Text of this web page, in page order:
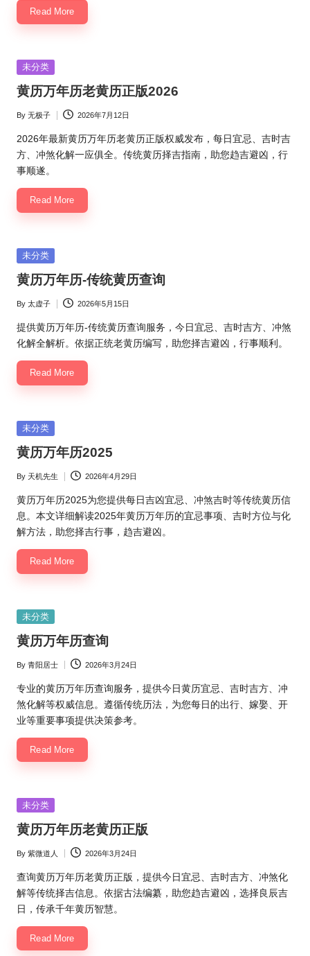
Read More
Posted
in
未分类
黄历万年历老黄历正版2026
Posted
by
By 无极子 2026年7月12日
2026年最新黄历万年历老黄历正版权威发布，每日宜忌、吉时吉
方、冲煞化解一应俱全。传统黄历择吉指南，助您趋吉避凶，行
事顺遂。
Read More
Posted
in
未分类
黄历万年历-传统黄历查询
Posted
by
By 太虚子 2026年5月15日
提供黄历万年历-传统黄历查询服务，今日宜忌、吉时吉方、冲煞
化解全解析。依据正统老黄历编写，助您择吉避凶，行事顺利。
Read More
Posted
未分类
黄历万年历2025
Posted
by
By 天机先生 2026年4月29日
黄历万年历2025为您提供每日吉凶宜忌、冲煞吉时等传统黄历信
息。本文详细解读2025年黄历万年历的宜忌事项、吉时方位与化
解方法，助您择吉行事，趋吉避凶。
Read More
Posted
未分类
黄历万年历查询
Posted
by
By 青阳居士 2026年3月24日
专业的黄历万年历查询服务，提供今日黄历宜忌、吉时吉方、冲
煞化解等权威信息。遵循传统历法，为您每日的出行、嫁娶、开
业等重要事项提供决策参考。
Read More
Posted
未分类
黄历万年历老黄历正版
Posted
by
By 紫微道人 2026年3月24日
查询黄历万年历老黄历正版，提供今日宜忌、吉时吉方、冲煞化
解等传统择吉信息。依据古法编纂，助您趋吉避凶，选择良辰吉
日，传承千年黄历智慧。
Read More